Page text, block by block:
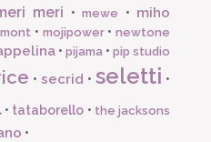
meri •mewe • miho
• mojipower•newtone
• pijama • pip studio
•secrid •seletti •
• tataborello • the jacksons
•